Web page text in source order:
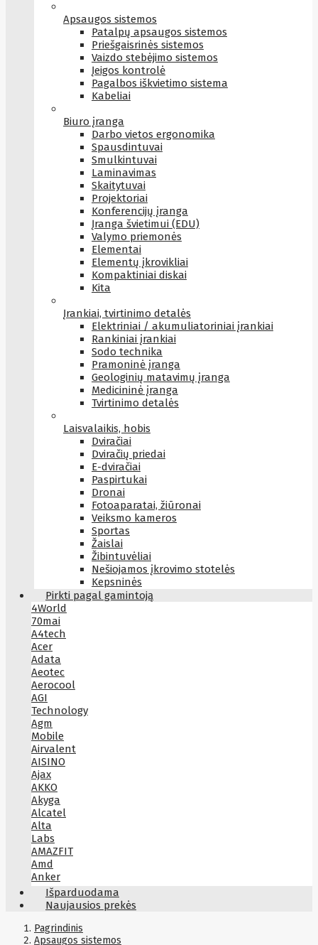
Apsaugos sistemos
Patalpų apsaugos sistemos
Priešgaisrinės sistemos
Vaizdo stebėjimo sistemos
Įeigos kontrolė
Pagalbos iškvietimo sistema
Kabeliai
Biuro įranga
Darbo vietos ergonomika
Spausdintuvai
Smulkintuvai
Laminavimas
Skaitytuvai
Projektoriai
Konferencijų įranga
Įranga švietimui (EDU)
Valymo priemonės
Elementai
Elementų įkrovikliai
Kompaktiniai diskai
Kita
Įrankiai, tvirtinimo detalės
Elektriniai / akumuliatoriniai įrankiai
Rankiniai įrankiai
Sodo technika
Pramoninė įranga
Geologinių matavimų įranga
Medicininė įranga
Tvirtinimo detalės
Laisvalaikis, hobis
Dviračiai
Dviračių priedai
E-dviračiai
Paspirtukai
Dronai
Fotoaparatai, žiūronai
Veiksmo kameros
Sportas
Žaislai
Žibintuvėliai
Nešiojamos įkrovimo stotelės
Kepsninės
Pirkti pagal gamintoją
4World
70mai
A4tech
Acer
Adata
Aeotec
Aerocool
AGI
Technology
Agm
Mobile
Airvalent
AISINO
Ajax
AKKO
Akyga
Alcatel
Alta
Labs
AMAZFIT
Amd
Anker
Antec
Aoc
Apc
Apollo
Išparduodama
Naujausios prekės
Pagrindinis
Apsaugos sistemos